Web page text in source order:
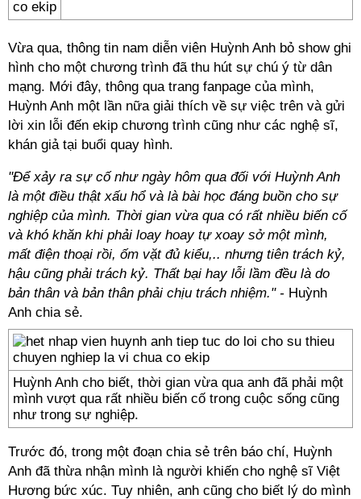
Vừa qua, thông tin nam diễn viên Huỳnh Anh bỏ show ghi
hình cho một chương trình đã thu hút sự chú ý từ dân
mạng. Mới đây, thông qua trang fanpage của mình,
Huỳnh Anh một lần nữa giải thích về sự việc trên và gửi
lời xin lỗi đến ekip chương trình cũng như các nghệ sĩ,
khán giả tại buổi quay hình.
"Để xảy ra sự cố như ngày hôm qua đối với Huỳnh Anh
là một điều thật xấu hổ và là bài học đáng buồn cho sự
nghiệp của mình. Thời gian vừa qua có rất nhiều biến cố
và khó khăn khi phải loay hoay tự xoay sở một mình,
mất điện thoại rồi, ốm vặt đủ kiểu,.. nhưng tiên trách kỷ,
hậu cũng phải trách kỷ. Thất bại hay lỗi lầm đều là do
bản thân và bản thân phải chịu trách nhiệm." - Huỳnh
Anh chia sẻ.
Huỳnh Anh cho biết, thời gian vừa qua anh đã phải một
mình vượt qua rất nhiều biến cố trong cuộc sống cũng
như trong sự nghiệp.
Trước đó, trong một đoạn chia sẻ trên báo chí, Huỳnh
Anh đã thừa nhận mình là người khiến cho nghệ sĩ Việt
Hương bức xúc. Tuy nhiên, anh cũng cho biết lý do mình